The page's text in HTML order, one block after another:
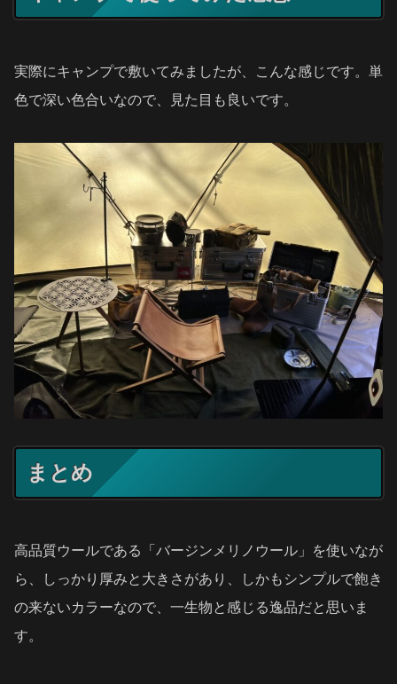
実際にキャンプで敷いてみましたが、こんな感じです。単
色で深い色合いなので、見た目も良いです。
まとめ
高品質ウールである「バージンメリノウール」を使いなが
ら、しっかり厚みと大きさがあり、しかもシンプルで飽き
の来ないカラーなので、一生物と感じる逸品だと思いま
す。